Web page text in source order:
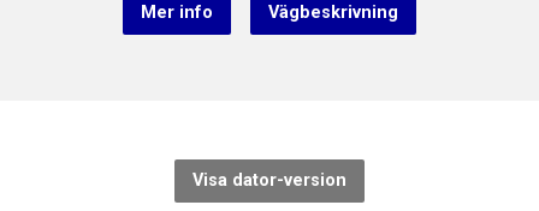
Mer info Vägbeskrivning
Visa dator-version